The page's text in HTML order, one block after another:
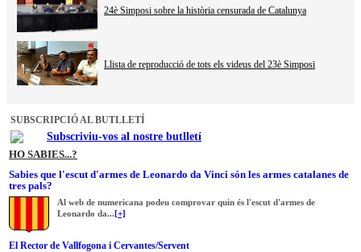
24è Simposi sobre la història censurada de Catalunya
Llista de reproducció de tots els videus del 23è Simposi
SUBSCRIPCIÓ AL BUTLLETÍ
Subscriviu-vos al nostre butlletí
HO SABIES...?
Sabies que l'escut d'armes de Leonardo da Vinci són les armes catalanes de
tres pals?
Al web de numericana podeu comprovar quin és l'escut d'armes de
Leonardo da...[+]
El Rector de Vallfogona i Cervantes/Servent